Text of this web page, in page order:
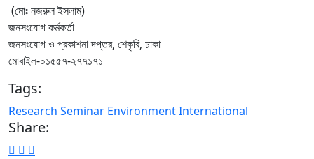
(মোঃ নজরুল ইসলাম)
জনসংযোগ কর্মকর্তা
জনসংযোগ ও প্রকাশনা দপ্তর, শেকৃবি, ঢাকা
মোবাইল-০১৫৫৭-২৭৭১৭১
Tags:
Research Seminar EnvironmentInternational
Share: